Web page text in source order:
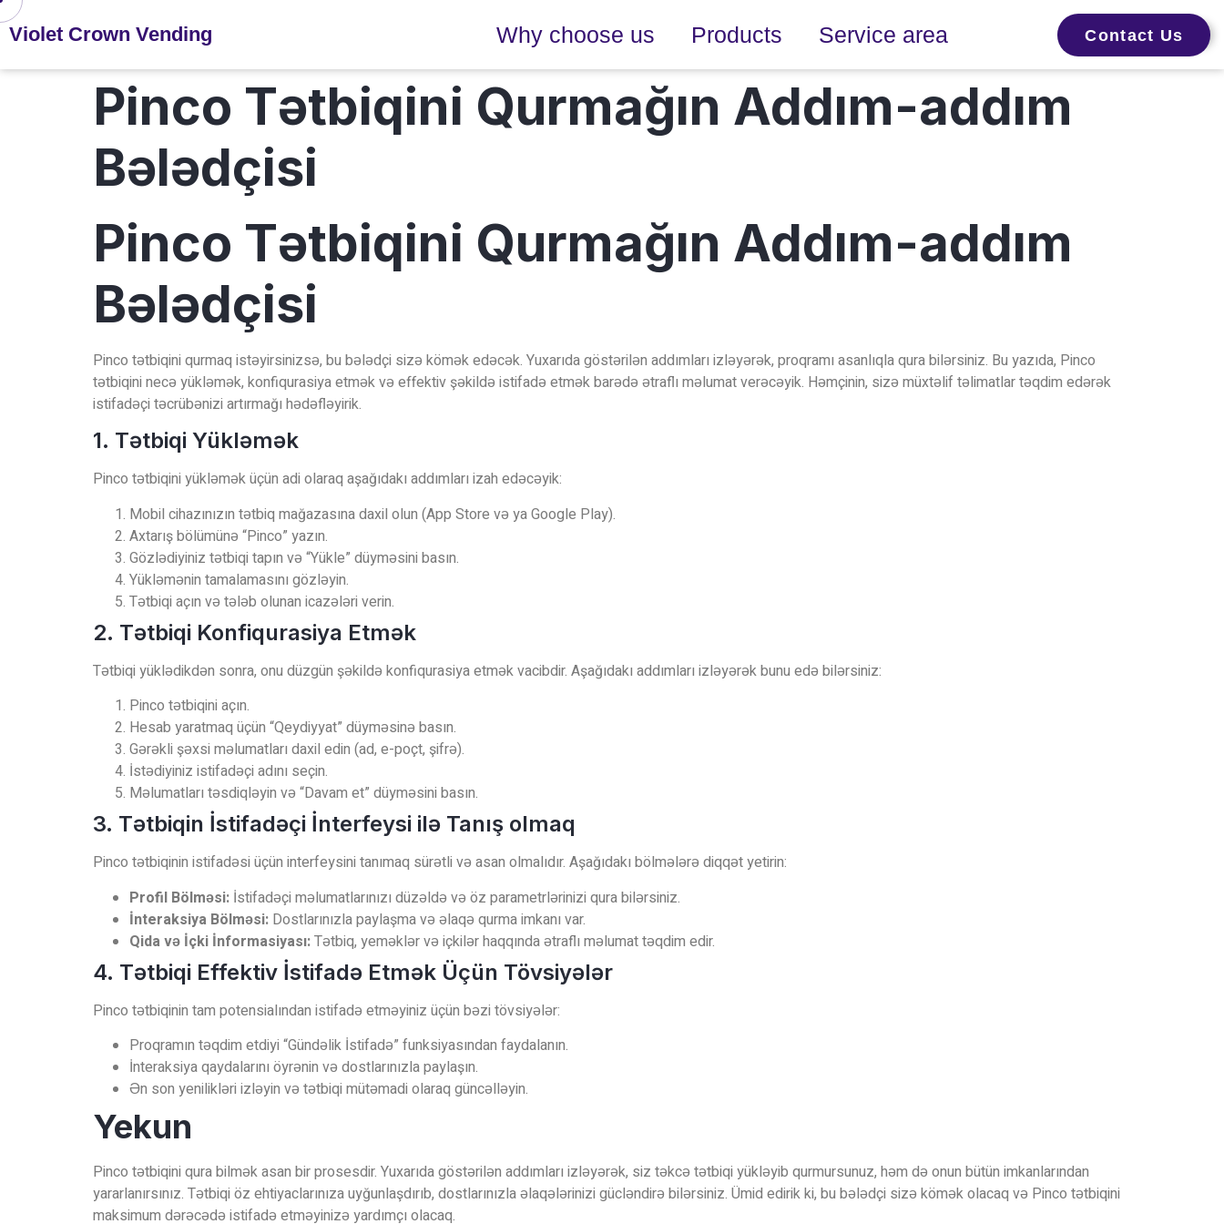
Violet Crown Vending Why choose us Products Service area Contact Us
Pinco Tətbiqini Qurmağın Addım-addım
Bələdçisi
Pinco Tətbiqini Qurmağın Addım-addım
Bələdçisi
Pinco tətbiqini qurmaq istəyirsinizsə, bu bələdçi sizə kömək edəcək. Yuxarıda göstərilən addımları izləyərək, proqramı asanlıqla qura bilərsiniz. Bu yazıda, Pinco
tətbiqini necə yükləmək, konfiqurasiya etmək və effektiv şəkildə istifadə etmək barədə ətraflı məlumat verəcəyik. Həmçinin, sizə müxtəlif təlimatlar təqdim edərək
istifadəçi təcrübənizi artırmağı hədəfləyirik.
1. Tətbiqi Yükləmək
Pinco tətbiqini yükləmək üçün adi olaraq aşağıdakı addımları izah edəcəyik:
Mobil cihazınızın tətbiq mağazasına daxil olun (App Store və ya Google Play).
Axtarış bölümünə “Pinco” yazın.
Gözlədiyiniz tətbiqi tapın və “Yükle” düyməsini basın.
Yükləmənin tamalamasını gözləyin.
Tətbiqi açın və tələb olunan icazələri verin.
2. Tətbiqi Konfiqurasiya Etmək
Tətbiqi yüklədikdən sonra, onu düzgün şəkildə konfiqurasiya etmək vacibdir. Aşağıdakı addımları izləyərək bunu edə bilərsiniz:
Pinco tətbiqini açın.
Hesab yaratmaq üçün “Qeydiyyat” düyməsinə basın.
Gərəkli şəxsi məlumatları daxil edin (ad, e-poçt, şifrə).
İstədiyiniz istifadəçi adını seçin.
Məlumatları təsdiqləyin və “Davam et” düyməsini basın.
3. Tətbiqin İstifadəçi İnterfeysi ilə Tanış olmaq
Pinco tətbiqinin istifadəsi üçün interfeysini tanımaq sürətli və asan olmalıdır. Aşağıdakı bölmələrə diqqət yetirin:
Profil Bölməsi: İstifadəçi məlumatlarınızı düzəldə və öz parametrlərinizi qura bilərsiniz.
İnteraksiya Bölməsi: Dostlarınızla paylaşma və əlaqə qurma imkanı var.
Qida və İçki İnformasiyası:Tətbiq, yeməklər və içkilər haqqında ətraflı məlumat təqdim edir.
4. Tətbiqi Effektiv İstifadə Etmək Üçün Tövsiyələr
Pinco tətbiqinin tam potensialından istifadə etməyiniz üçün bəzi tövsiyələr:
Proqramın təqdim etdiyi “Gündəlik İstifadə” funksiyasından faydalanın.
İnteraksiya qaydalarını öyrənin və dostlarınızla paylaşın.
Ən son yenilikləri izləyin və tətbiqi mütəmadi olaraq güncəlləyin.
Yekun
Pinco tətbiqini qura bilmək asan bir prosesdir. Yuxarıda göstərilən addımları izləyərək, siz təkcə tətbiqi yükləyib qurmursunuz, həm də onun bütün imkanlarından
yararlanırsınız. Tətbiqi öz ehtiyaclarınıza uyğunlaşdırıb, dostlarınızla əlaqələrinizi gücləndirə bilərsiniz. Ümid edirik ki, bu bələdçi sizə kömək olacaq və Pinco tətbiqini
maksimum dərəcədə istifadə etməyinizə yardımçı olacaq.